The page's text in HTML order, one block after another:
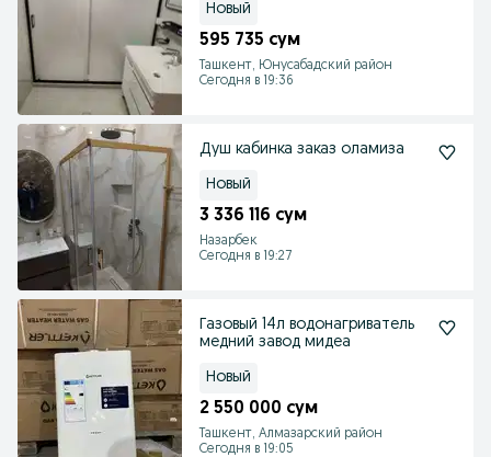
Новый
595 735 сум
Ташкент, Юнусабадский район
Сегодня в 19:36
Душ кабинка заказ оламиза
Новый
3 336 116 сум
Назарбек
Сегодня в 19:27
Газовый 14л водонагриватель
медний завод мидеа
Новый
2 550 000 сум
Ташкент, Алмазарский район
Сегодня в 19:05